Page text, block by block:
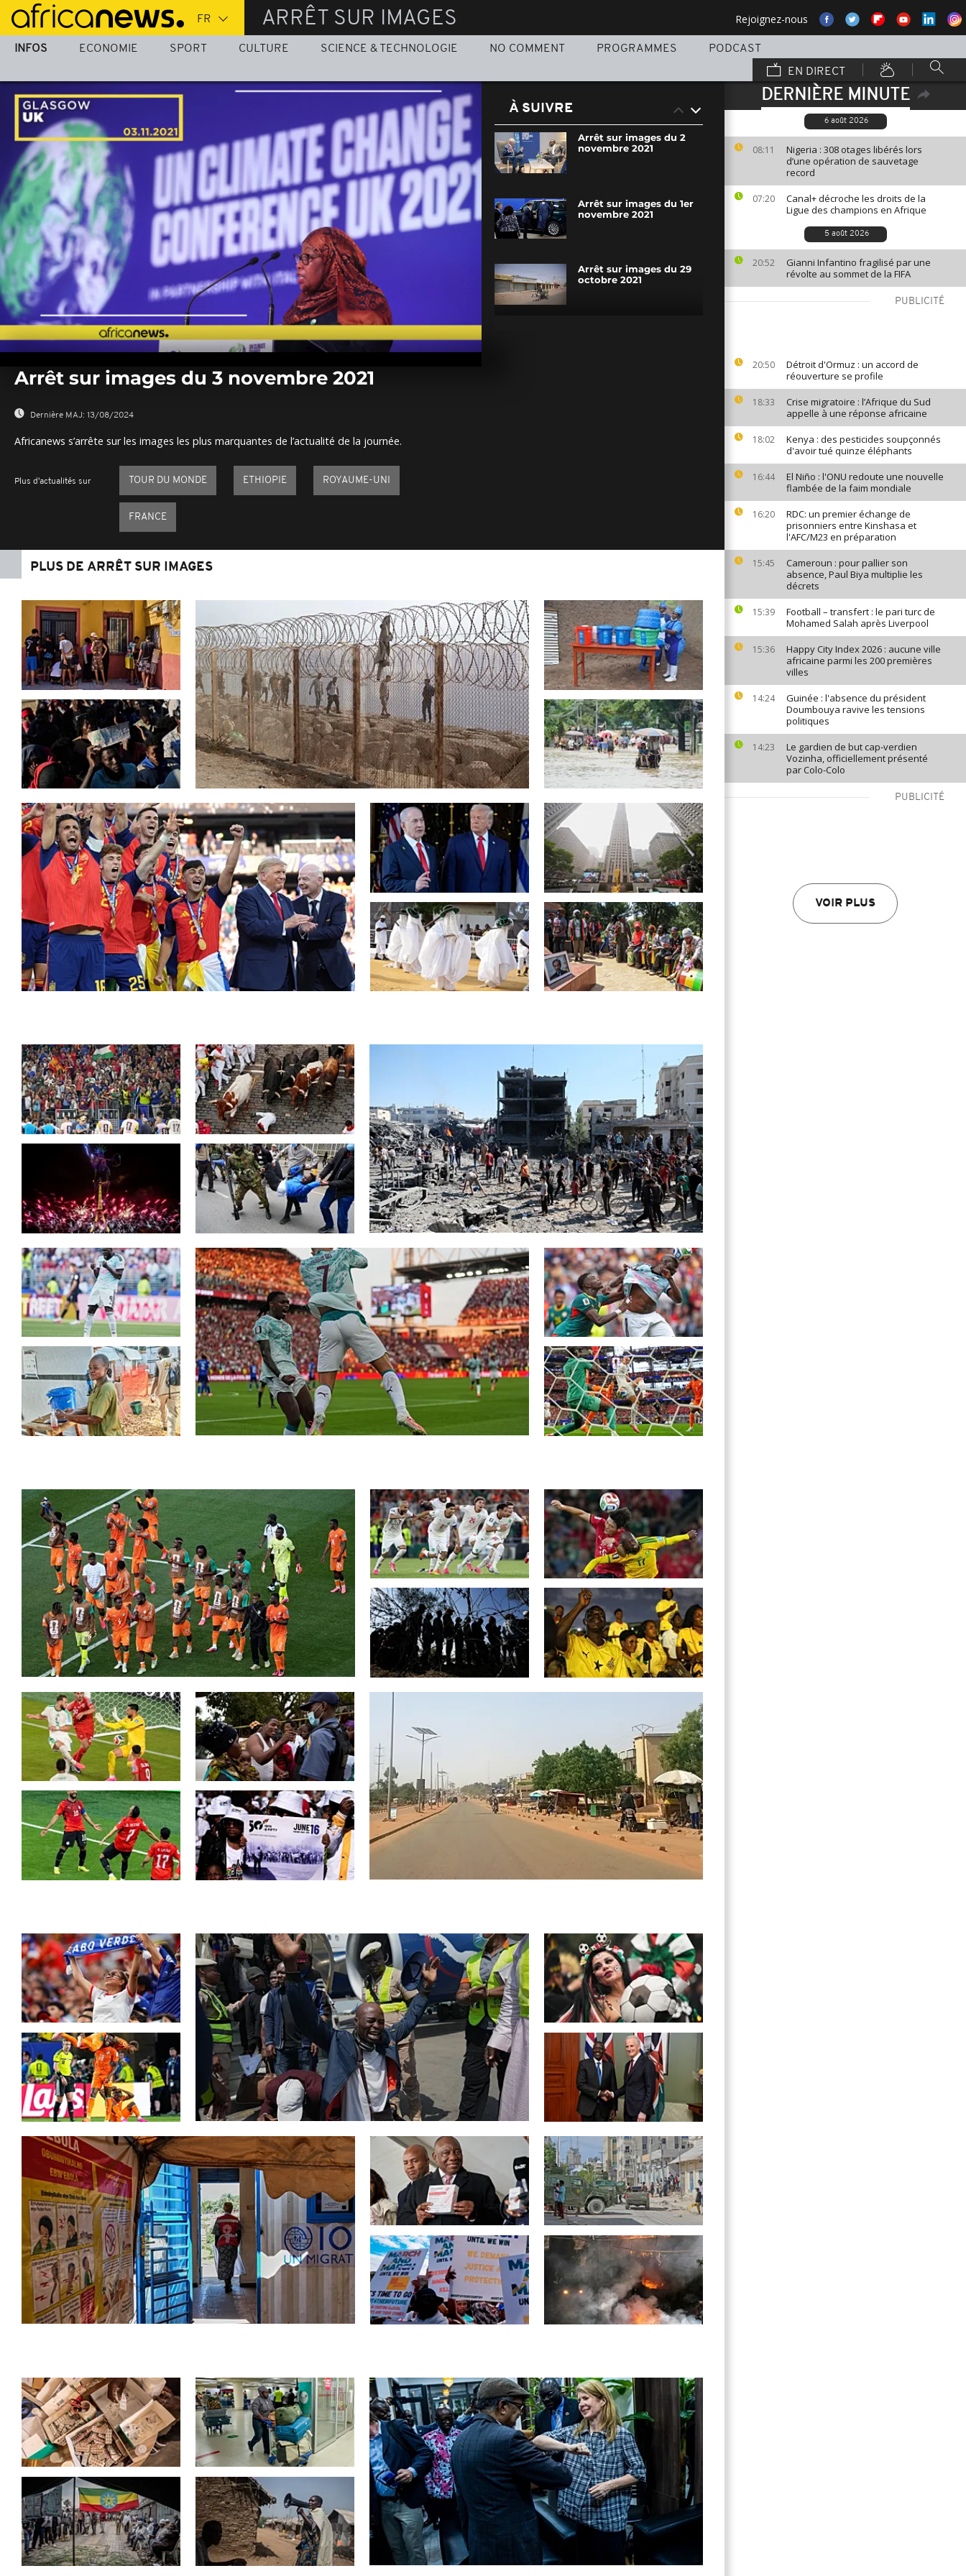
Passer
au
contenu
ARRÊT SUR IMAGES Rejoignez-nous
INFOS ECONOMIE SPORT CULTURE SCIENCE & TECHNOLOGIE NO COMMENT PROGRAMMES
PODCAST
EN DIRECT
DERNIÈRE MINUTE
6 août 2026
08:11
Nigeria : 308 otages libérés lors
d’une opération de sauvetage
record
07:20
Canal+ décroche les droits de la
Ligue des champions en Afrique
5 août 2026
20:52
Gianni Infantino fragilisé par une
révolte au sommet de la FIFA
PUBLICITÉ
20:50
Détroit d'Ormuz : un accord de
réouverture se profile
18:33
Crise migratoire : l’Afrique du Sud
appelle à une réponse africaine
18:02
Kenya : des pesticides soupçonnés
d'avoir tué quinze éléphants
16:44
El Niño : l'ONU redoute une nouvelle
flambée de la faim mondiale
16:20
RDC: un premier échange de
prisonniers entre Kinshasa et
l'AFC/M23 en préparation
15:45
Cameroun : pour pallier son
absence, Paul Biya multiplie les
décrets
15:39
Football – transfert : le pari turc de
Mohamed Salah après Liverpool
15:36
Happy City Index 2026 : aucune ville
africaine parmi les 200 premières
villes
14:24
Guinée : l'absence du président
Doumbouya ravive les tensions
politiques
14:23
Le gardien de but cap-verdien
Vozinha, officiellement présenté
par Colo-Colo
PUBLICITÉ
VOIR PLUS
seconds
0%
Arrêt sur images du 3 novembre 2021
Dernière MAJ: 13/08/2024
Africanews s’arrête sur les images les plus marquantes de l’actualité de la journée.
Plus d'actualités sur TOUR DU MONDE ETHIOPIE ROYAUME-UNI
FRANCE
À SUIVRE
Arrêt sur images du 2
novembre 2021
Arrêt sur images du 1er
novembre 2021
Arrêt sur images du 29
octobre 2021
PLUS DE ARRÊT SUR IMAGES